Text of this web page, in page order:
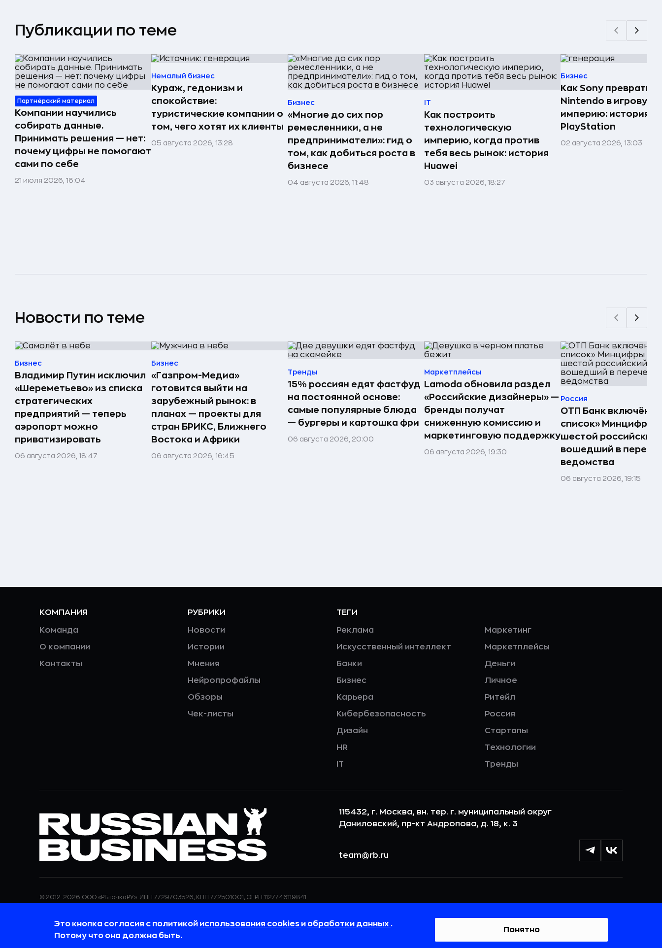
Публикации по теме
Партнёрский материал
Компании научились
собирать данные.
Принимать решения — нет:
почему цифры не помогают
сами по себе
21 июля 2026, 16:04
Немалый бизнес
Кураж, гедонизм и
спокойствие:
туристические компании о
том, чего хотят их клиенты
05 августа 2026, 13:28
Бизнес
«Многие до сих пор
ремесленники, а не
предприниматели»: гид о
том, как добиться роста в
бизнесе
04 августа 2026, 11:48
IT
Как построить
технологическую
империю, когда против
тебя весь рынок: история
Huawei
03 августа 2026, 18:27
Бизнес
Как Sony
Nintendo в игровую
империю: история
PlayStation
02 августа 2026, 13:03
Новости по теме
Бизнес
Владимир Путин исключил
«Шереметьево» из списка
стратегических
предприятий — теперь
аэропорт можно
приватизировать
06 августа 2026, 18:47
Бизнес
«Газпром-Медиа»
готовится выйти на
зарубежный рынок: в
планах — проекты для
стран БРИКС, Ближнего
Востока и Африки
06 августа 2026, 16:45
Тренды
15% россиян едят фастфуд
на постоянной основе:
самые популярные блюда
— бургеры и картошка фри
06 августа 2026, 20:00
Маркетплейсы
Lamoda обновила раздел
«Российские дизайнеры» —
бренды получат
сниженную комиссию и
маркетинговую поддержку
06 августа 2026, 19:30
Россия
ОТП Банк включён в
список» Минцифры
шестой российский
вошедший в
ведомства
06 августа 2026, 19:15
КОМПАНИЯ
Команда
О компании
Контакты
РУБРИКИ
Новости
Истории
Мнения
Нейропрофайлы
Обзоры
Чек-листы
ТЕГИ
Реклама
Искусственный интеллект
Банки
Бизнес
Карьера
Кибербезопасность
Дизайн
HR
IT
Маркетинг
Маркетплейсы
Деньги
Личное
Ритейл
Россия
Стартапы
Технологии
Тренды
115432, г. Москва, вн. тер. г. муниципальный округ
Даниловский, пр-кт Андропова, д. 18, к. 3
team@rb.ru
© 2012-2026 ООО «РБточкаРУ». ИНН 7729703526, КПП 772501001, ОГРН 1127746119841
требованиях к защите персональных данных отражены в Политике в отношении
обработки персональных данных.
повышения удобства пользования веб-сайтом. Если вы не хотите, чтобы ваши
пользовательские данные обрабатывались, пожалуйста, ограничьте их использование в
Это кнопка согласия с политикой использования cookies и обработки данных .
Потому что она должна быть.
Понятно